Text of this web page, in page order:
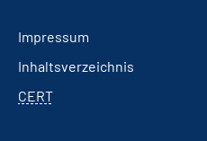
Impressum
Inhaltsverzeichnis
CERT